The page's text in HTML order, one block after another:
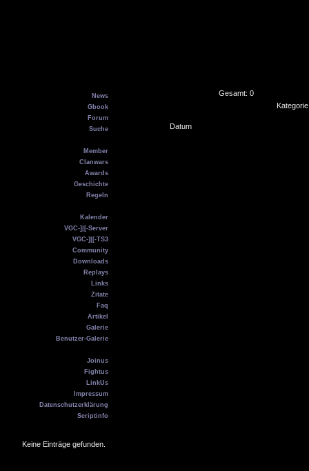
News
Gbook
Forum
Suche
Member
Clanwars
Awards
Geschichte
Regeln
Kalender
VGC-]|[-Server
VGC-]|[-TS3
Community
Downloads
Replays
Links
Zitate
Faq
Artikel
Galerie
Benutzer-Galerie
Joinus
Fightus
LinkUs
Impressum
Datenschutzerklärung
Scriptinfo
Keine Einträge gefunden.
Gesamt: 0
Datum